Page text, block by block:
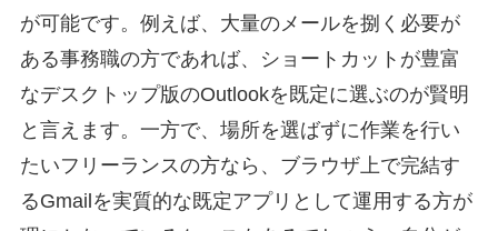
が可能です。例えば、大量のメールを捌く必要が
ある事務職の方であれば、ショートカットが豊富
なデスクトップ版のOutlookを既定に選ぶのが賢明
と言えます。一方で、場所を選ばずに作業を行い
たいフリーランスの方なら、ブラウザ上で完結す
るGmailを実質的な既定アプリとして運用する方が